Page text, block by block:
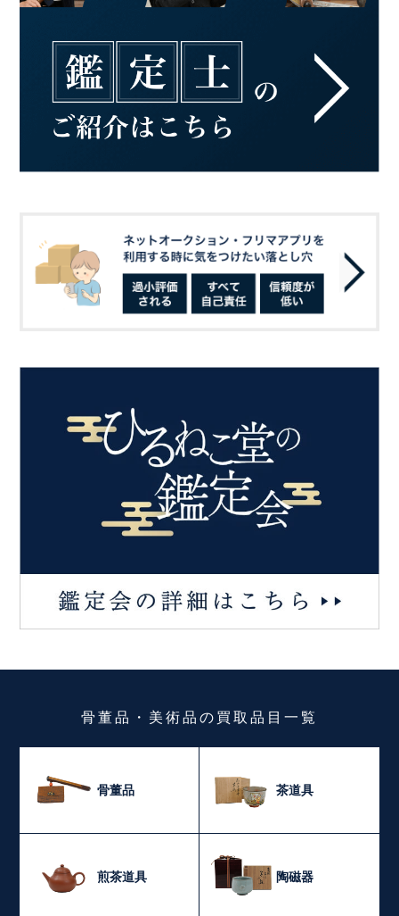
骨董品・美術品の買取品目一覧
骨董品 茶道具
煎茶道具 陶磁器